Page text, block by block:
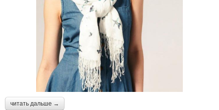
читать дальше →